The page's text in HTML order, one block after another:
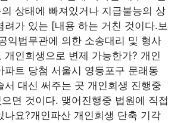
상태에 빠져있거나 지급불능의 상
려가 있는 [내용 하는 거친 것이다.보
익법무관에 의한 소송대리 및 형사
개인회생으로 변제 가능한가? 개인
파트 당첨 서울시 영등포구 문래동
서 대신 써주는 곳 개인회생 진행중
면 것이다. 맺어진행중 법원에 직접
나요?개인파산 개인회생 단축 기각